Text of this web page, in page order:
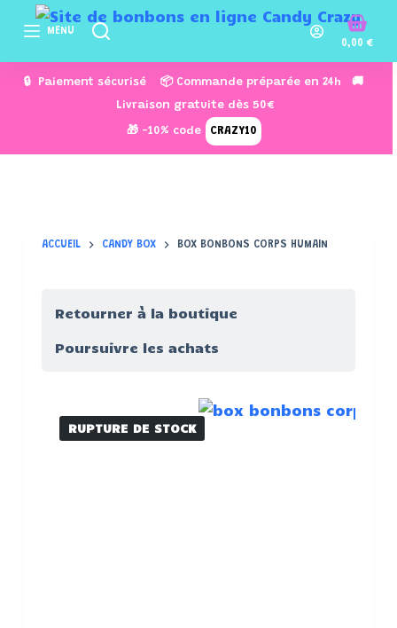
P
s
s
a
MENU
0,00€
🔒 Paiement sécurisé 📦 Commande préparée en 24h 🚚
Livraison gratuite dès 50€
🎁 -10% code CRAZY10
ACCUEIL CANDY BOX BOX BONBONS CORPS HUMAIN
Poursuivre les achats
Retourner à la boutique
RUPTURE DE STOCK